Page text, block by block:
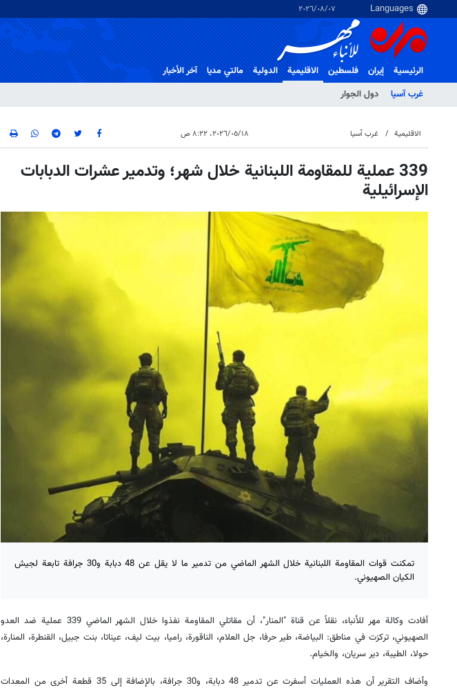
٠٧‏/٠٨‏/٢٠٢٦
الرئيسية إيران فلسطین
الاقلیمیة
غرب آسیا
دول الجوار
الدولية مالتي مدیا آخر الأخبار
الاقلیمیة غرب آسیا ١٨‏/٠٥‏/٢٠٢٦، ٨:٢٢ ص
339 عملية للمقاومة اللبنانية خلال شهر؛ وتدمير عشرات الدبابات
الإسرائيلية
تمکنت قوات المقاومة اللبنانية خلال الشهر الماضي من تدمير ما لا يقل عن 48 دبابة و30 جرافة تابعة لجيش
الكيان الصهيوني.
أفادت وكالة مهر للأنباء، نقلاً عن قناة "المنار"، أن مقاتلي المقاومة نفذوا خلال الشهر الماضي 339 عملية ضد العدو
الصهيوني، تركزت في مناطق: البياضة، طير حرفا، جل العلام، الناقورة، راميا، بيت ليف، عيناتا، بنت جبيل، القنطرة، المنارة،
حولا، الطيبة، دير سريان، والخيام.
وأضاف التقرير أن هذه العمليات أسفرت عن تدمير 48 دبابة، و30 جرافة، بالإضافة إلى 35 قطعة أخرى من المعدات